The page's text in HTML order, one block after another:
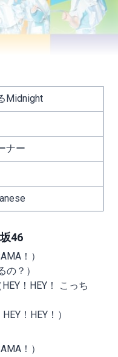
Midnight
ナー
46
！）
？）
！HEY！ こっち
！HEY！）
！）